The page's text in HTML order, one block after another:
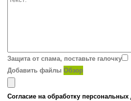
Защита от спама, поставьте галочку
Добавить файлы Обзор
Согласие на обработку